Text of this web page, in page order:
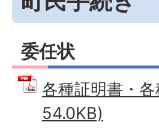
委任状
各種証明書・
54.0KB)